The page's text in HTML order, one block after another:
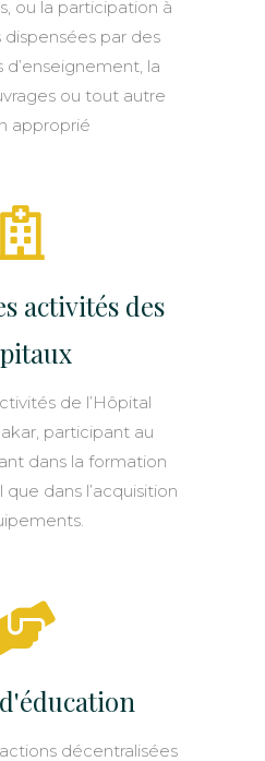
ou la participation à
par des
la
ou tout autre
approprié
activités des
de l’Hôpital
participant au
dans la formation
dans l’acquisition
décentralisées